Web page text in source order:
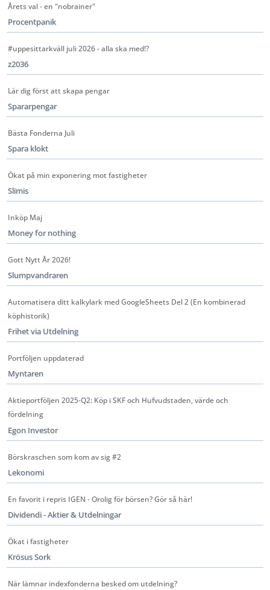
Årets val - en "nobrainer"
Procentpanik
#uppesittarkväll juli 2026 - alla ska med!?
z2036
Lär dig först att skapa pengar
Spararpengar
Bästa Fonderna Juli
Spara klokt
Ökat på min exponering mot fastigheter
Slimis
Inköp Maj
Money for nothing
Gott Nytt År 2026!
Slumpvandraren
Automatisera ditt kalkylark med GoogleSheets Del 2 (En kombinerad
köphistorik)
Frihet via Utdelning
Portföljen uppdaterad
Myntaren
Aktieportföljen 2025-Q2: Köp i SKF och Hufvudstaden, värde och
fördelning
Egon Investor
Börskraschen som kom av sig #2
Lekonomi
En favorit i repris IGEN - Orolig för börsen? Gör så här!
Dividendi - Aktier & Utdelningar
Ökat i fastigheter
Krösus Sork
När lämnar indexfonderna besked om utdelning?